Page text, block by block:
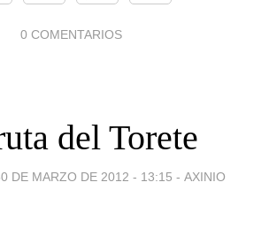
0 COMENTARIOS
del Torete
DE MARZO DE 2012 - 13:15 - AXINIO